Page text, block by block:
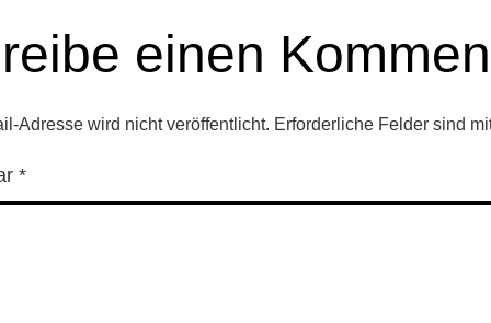
einen
Adresse wird nicht veröffentlicht. Erforderliche Felder sind
*